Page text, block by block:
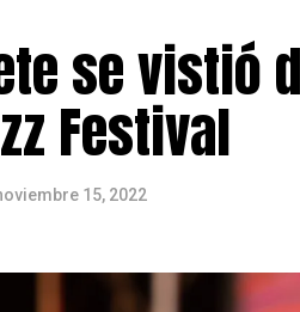
se vistió
Festival
15, 2022